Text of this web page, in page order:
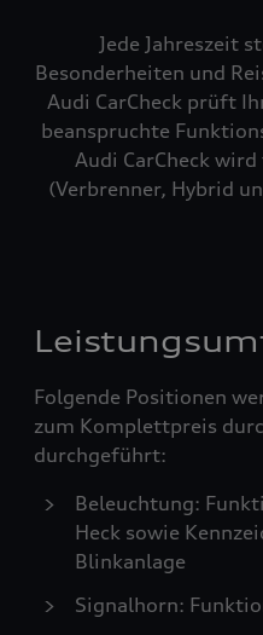
Jede Jahreszeit
Besonderheiten und
Audi CarCheck prüft
beanspruchte
Audi CarCheck
(Verbrenner, Hybrid
Folgende Positionen
zum Komplettpreis
durchgeführt:
Beleuchtung:
Heck sowie
Blinkanlage
Signalhorn: